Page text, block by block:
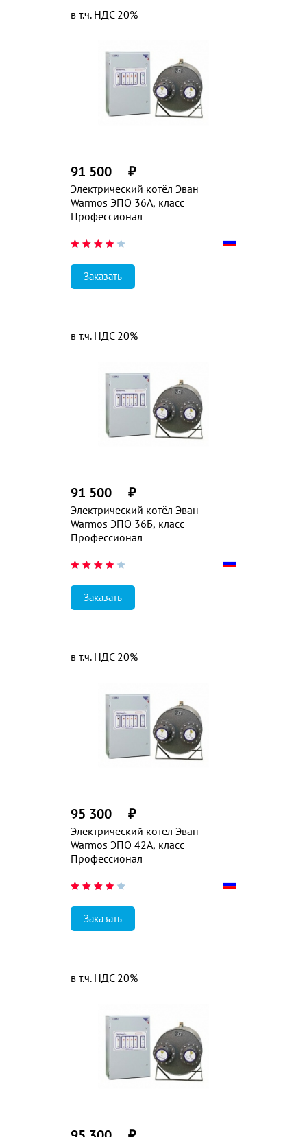
Электрический котёл Эван
Warmos ЭПО 36А, класс
Профессионал
91 500 ₽
в т.ч. НДС 20%
Заказать
Электрический котёл Эван
Warmos ЭПО 36Б, класс
Профессионал
91 500 ₽
в т.ч. НДС 20%
Заказать
Электрический котёл Эван
Warmos ЭПО 42А, класс
Профессионал
95 300 ₽
в т.ч. НДС 20%
Заказать
в т.ч. НДС 20%